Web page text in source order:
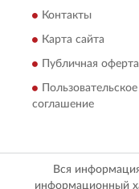
Контакты
Карта сайта
Публичная оферта
Пользовательское
соглашение
Вся
информационный